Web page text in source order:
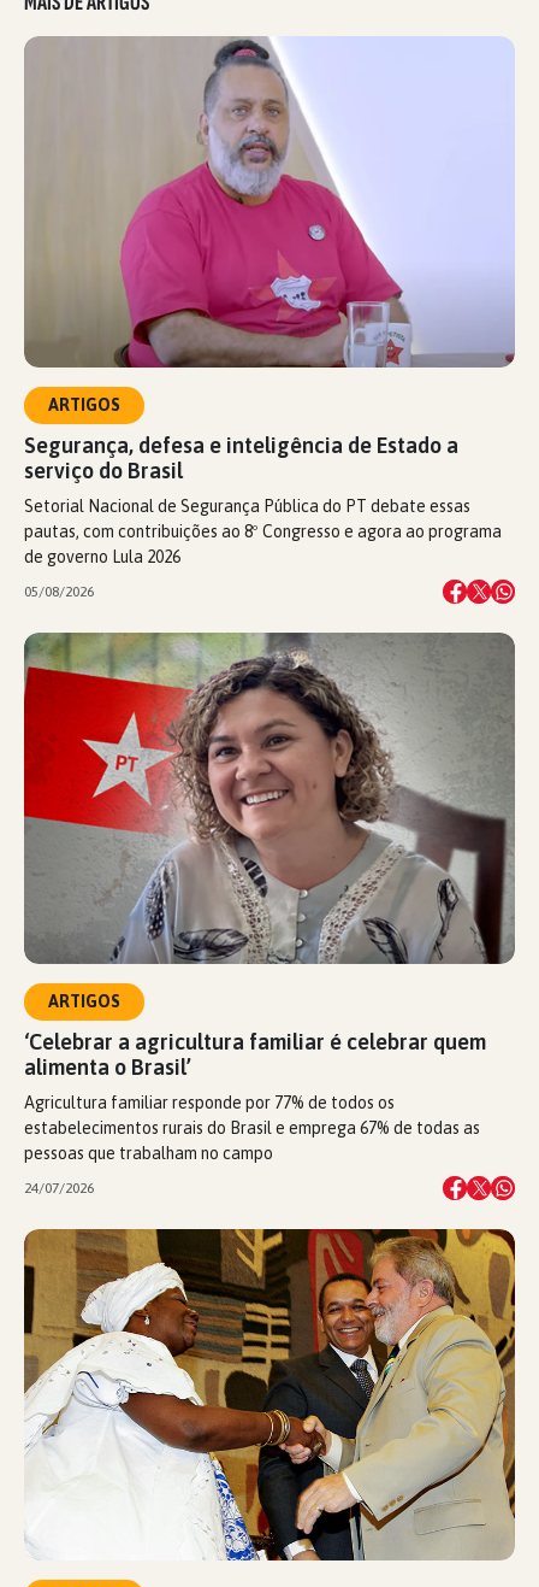
ARTIGOS
Segurança, defesa e inteligência de Estado a
serviço do Brasil
Setorial Nacional de Segurança Pública do PT debate essas
pautas, com contribuições ao 8º Congresso e agora ao programa
de governo Lula 2026
05/08/2026
ARTIGOS
‘Celebrar a agricultura familiar é celebrar quem
alimenta o Brasil’
Agricultura familiar responde por 77% de todos os
estabelecimentos rurais do Brasil e emprega 67% de todas as
pessoas que trabalham no campo
24/07/2026